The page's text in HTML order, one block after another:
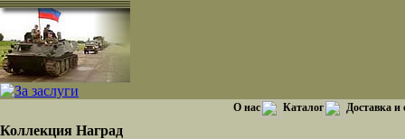
Коллекция Наград
О нас Каталог Доставка и